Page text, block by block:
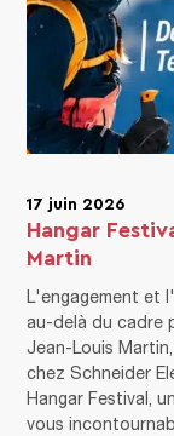
17 juin 2026
Hangar
Martin
L'engagement et
au-delà du cadre
Jean-Louis
chez Schneider
Hangar Festival,
vous